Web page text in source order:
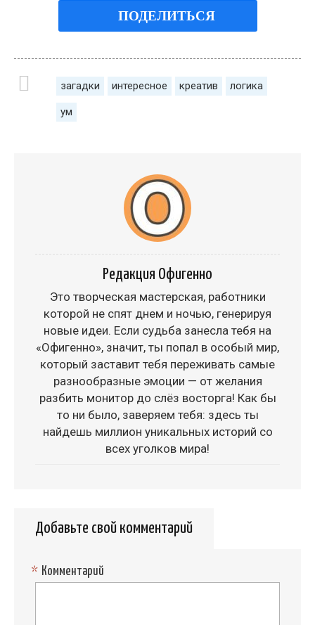
ПОДЕЛИТЬСЯ
загадки интересное креатив логика
ум
Редакция Офигенно
Это творческая мастерская, работники
которой не спят днем и ночью, генерируя
новые идеи. Если судьба занесла тебя на
«Офигенно», значит, ты попал в особый мир,
который заставит тебя переживать самые
разнообразные эмоции — от желания
разбить монитор до слёз восторга! Как бы
то ни было, заверяем тебя: здесь ты
найдешь миллион уникальных историй со
всех уголков мира!
Добавьте свой комментарий
Комментарий
*